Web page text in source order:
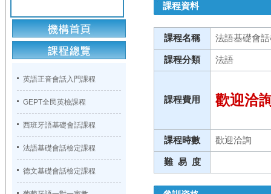
英語正音會話入門課程
GEPT全民英檢課程
西班牙語基礎會話課程
法語基礎會話檢定課程
德文基礎會話檢定課程
課程資料
課程名稱 法語基礎會
課程分類 法語
課程費用 歡迎洽
課程時數 歡迎洽詢
難 易 度